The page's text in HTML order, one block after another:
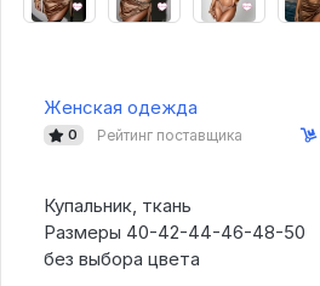
Женская одежда
0 Рейтинг поставщика
Купальник, ткань
Размеры 40-42-44-46-48-50
без выбора цвета